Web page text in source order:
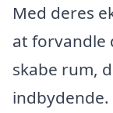
Med deres
at forvandle
skabe rum,